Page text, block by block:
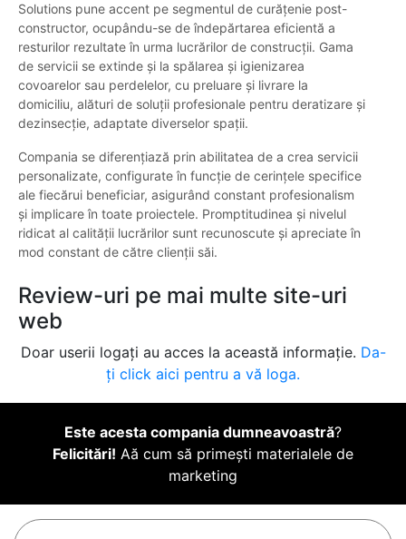
Solutions pune accent pe segmentul de curățenie post-
constructor, ocupându-se de îndepărtarea eficientă a
resturilor rezultate în urma lucrărilor de construcții. Gama
de servicii se extinde și la spălarea și igienizarea
covoarelor sau perdelelor, cu preluare și livrare la
domiciliu, alături de soluții profesionale pentru deratizare și
dezinsecție, adaptate diverselor spații.
Compania se diferențiază prin abilitatea de a crea servicii
personalizate, configurate în funcție de cerințele specifice
ale fiecărui beneficiar, asigurând constant profesionalism
și implicare în toate proiectele. Promptitudinea și nivelul
ridicat al calității lucrărilor sunt recunoscute și apreciate în
mod constant de către clienții săi.
Review-uri pe mai multe site-uri
web
Doar userii logați au acces la această informație. Da-
ți click aici pentru a vă loga.
Este acesta compania dumneavoastră?
Felicitări! Aă cum să primești materialele de
marketing